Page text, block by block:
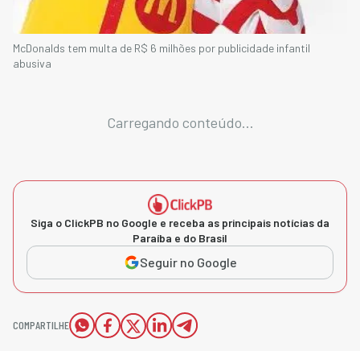
McDonalds tem multa de R$ 6 milhões por publicidade infantil
abusiva
Carregando conteúdo...
Siga o ClickPB no Google e receba as principais notícias da
Paraíba e do Brasil
Seguir no Google
COMPARTILHE